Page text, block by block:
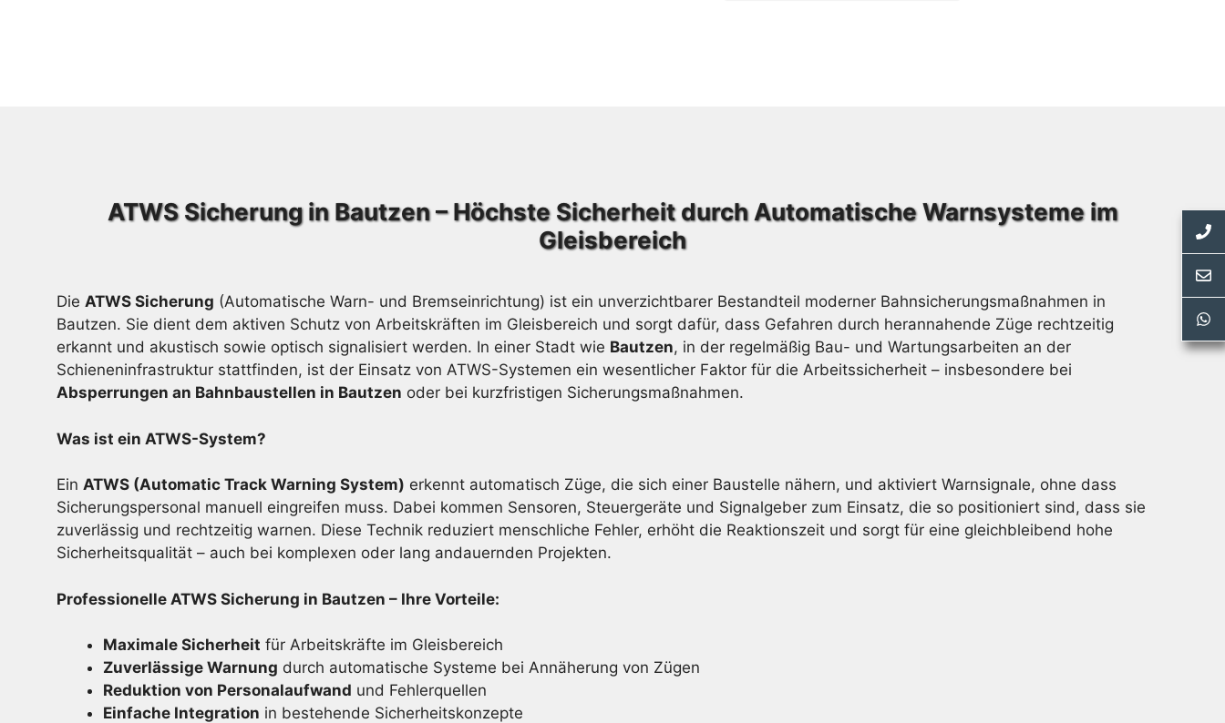
ATWS Sicherung in Bautzen – Höchste Sicherheit durch Automatische Warnsysteme im
Gleisbereich
Die ATWS Sicherung (Automatische Warn- und Bremseinrichtung) ist ein unverzichtbarer Bestandteil moderner Bahnsicherungsmaßnahmen in
Bautzen. Sie dient dem aktiven Schutz von Arbeitskräften im Gleisbereich und sorgt dafür, dass Gefahren durch herannahende Züge rechtzeitig
erkannt und akustisch sowie optisch signalisiert werden. In einer Stadt wie Bautzen, in der regelmäßig Bau- und Wartungsarbeiten an der
Schieneninfrastruktur stattfinden, ist der Einsatz von ATWS-Systemen ein wesentlicher Faktor für die Arbeitssicherheit – insbesondere bei
Absperrungen an Bahnbaustellen in Bautzen oder bei kurzfristigen Sicherungsmaßnahmen.
Was ist ein ATWS-System?
Ein ATWS (Automatic Track Warning System) erkennt automatisch Züge, die sich einer Baustelle nähern, und aktiviert Warnsignale, ohne dass
Sicherungspersonal manuell eingreifen muss. Dabei kommen Sensoren, Steuergeräte und Signalgeber zum Einsatz, die so positioniert sind, dass sie
zuverlässig und rechtzeitig warnen. Diese Technik reduziert menschliche Fehler, erhöht die Reaktionszeit und sorgt für eine gleichbleibend hohe
Sicherheitsqualität – auch bei komplexen oder lang andauernden Projekten.
Professionelle ATWS Sicherung in Bautzen – Ihre Vorteile:
Maximale Sicherheit für Arbeitskräfte im Gleisbereich
Zuverlässige Warnung durch automatische Systeme bei Annäherung von Zügen
Reduktion von Personalaufwand und Fehlerquellen
Einfache Integration in bestehende Sicherheitskonzepte